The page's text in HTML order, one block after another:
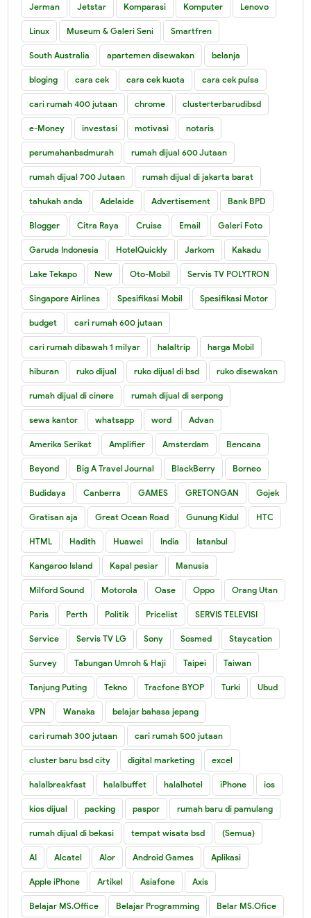
Jerman Jetstar Komparasi Komputer Lenovo
Linux Museum & Galeri Seni Smartfren
South Australia apartemen disewakan belanja
bloging cara cek cara cek kuota cara cek pulsa
cari rumah 400 jutaan chrome clusterterbarudibsd
e-Money investasi motivasi notaris
perumahanbsdmurah rumah dijual 600 Jutaan
rumah dijual 700 Jutaan rumah dijual di jakarta barat
tahukah anda Adelaide Advertisement Bank BPD
Blogger Citra Raya Cruise Email Galeri Foto
Garuda Indonesia HotelQuickly Jarkom Kakadu
Lake Tekapo New Oto-Mobil Servis TV POLYTRON
Singapore Airlines Spesifikasi Mobil Spesifikasi Motor
budget cari rumah 600 jutaan
cari rumah dibawah 1 milyar halaltrip harga Mobil
hiburan ruko dijual ruko dijual di bsd ruko disewakan
rumah dijual di cinere rumah dijual di serpong
sewa kantor whatsapp word Advan
Amerika Serikat Amplifier Amsterdam Bencana
Beyond Big A Travel Journal BlackBerry Borneo
Budidaya Canberra GAMES GRETONGAN Gojek
Gratisan aja Great Ocean Road Gunung Kidul HTC
HTML Hadith Huawei India Istanbul
Kangaroo Island Kapal pesiar Manusia
Milford Sound Motorola Oase Oppo Orang Utan
Paris Perth Politik Pricelist SERVIS TELEVISI
Service Servis TV LG Sony Sosmed Staycation
Survey Tabungan Umroh & Haji Taipei Taiwan
Tanjung Puting Tekno Tracfone BYOP Turki Ubud
VPN Wanaka belajar bahasa jepang
cari rumah 300 jutaan cari rumah 500 jutaan
cluster baru bsd city digital marketing excel
halalbreakfast halalbuffet halalhotel iPhone ios
kios dijual packing paspor rumah baru di pamulang
rumah dijual di bekasi tempat wisata bsd (Semua)
AI Alcatel Alor Android Games Aplikasi
Apple iPhone Artikel Asiafone Axis
Belajar MS.Office Belajar Programming Belar MS.Ofice